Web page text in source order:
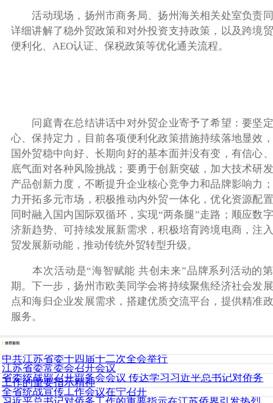
活动现场，扬州市商务局、扬州海关相关处室负责
详细讲解了稳外贸政策和对外投资支持政策，以及跨境
便利化、AEO认证、保税政策等优化通关流程。
问庭青在总结讲话中对外贸企业寄予了希望：要坚
心、保持定力，目前各项便利化政策措施持续落地显效
国外贸稳中向好、长期向好的基本面并没有变，有信心
底气面对各种风险挑战；要勇于创新突破，加大技术研
产品创新力度，不断提升企业核心竞争力和品牌影响力
力开拓多元市场，积极推动内外贸一体化，优化资源配
同时融入国内国际双循环，实现“两条腿”走路；顺应数
济新趋势、可持续发展新需求，积极培育跨境电商，注
贸发展新动能，推动传统外贸转型升级。
本次活动是“海智赋能 共创未来”品牌系列活动的
期。下一步，扬州市欧美同学会将持续聚焦经济社会发
点和海归企业发展需求，搭建优质交流平台，提供精准
服务。
推荐新闻
中共江苏省委十四届十二次全会举行
江苏省委常委会召开会议
省委统战部召开部务会会议 传达学习习近平总书记对侨务
工作的重要指示精神
全省统战宣传工作会议在宁召开